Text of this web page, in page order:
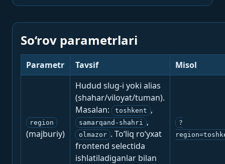
So‘rov parametrlari
Parametr Tavsif Misol
region
(majburiy)
Hudud slug-i yoki alias
(shahar/viloyat/tuman).
Masalan:
toshkent ,
samarqand-shahri ,
olmazor . To‘liq ro‘yxat
frontend selectida
ishlatiladiganlar bilan
?